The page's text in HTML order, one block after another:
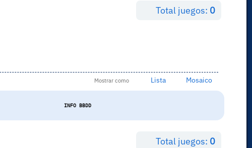
Total juegos: 0
Mostrar como Lista Mosaico
INFO BBDD
Total juegos: 0